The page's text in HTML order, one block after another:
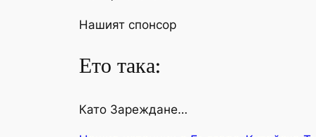
Нашият спонсор
Ето така:
Като Зареждане…